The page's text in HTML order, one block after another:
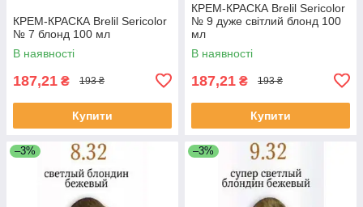
КРЕМ-КРАСКА Brelil Sericolor
№ 7 блонд 100 мл
В наявності
187,21 ₴ 193 ₴
Купити
КРЕМ-КРАСКА Brelil Sericolor
№ 9 дуже світлий блонд 100
мл
В наявності
187,21 ₴ 193 ₴
Купити
–3% –3%